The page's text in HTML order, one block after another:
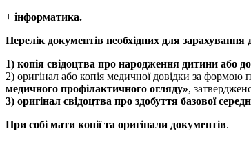
+ інформатика.
Перелік документів необхідних для
1) копія свідоцтва про народження дитини або
2) оригінал або копія медичної довідки за формою
медичного профілактичного огляду»,
3) оригінал свідоцтва про здобуття базової
При собі мати копії та оригінали документів.